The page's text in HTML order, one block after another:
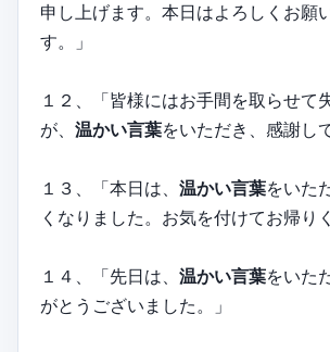
申し上げます。本日はよろしくお願
す。」
１２、「皆様にはお手間を取らせて
が、 温かい言葉をいただき、感謝し
１３、「本日は、 温かい言葉をいた
くなりました。お気を付けてお帰り
１４、「先日は、 温かい言葉をいた
がとうございました。」